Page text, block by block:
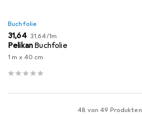
Buchfolie
EUR
31,64 EUR
31,64/1m
Pelikan Buchfolie
1 m x 40 cm
48 von 49 Produkten